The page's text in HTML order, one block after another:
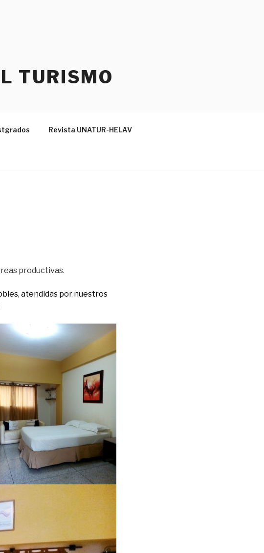
TURISMO
Revista UNATUR-HELAV
productivas.
atendidas por nuestros